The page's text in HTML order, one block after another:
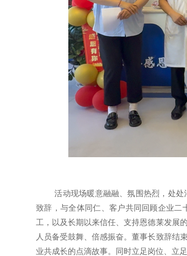
活动现场暖意融融、氛围热烈，处
致辞，与全体同仁、客户共同回顾企业二
工，以及长期以来信任、支持恩德莱发展
人员备受鼓舞、倍感振奋。董事长致辞结
业共成长的点滴故事。同时立足岗位、立